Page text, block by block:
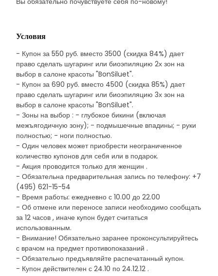
Условия
- Купон за 550 руб. вместо 3500 (скидка 84%) дает
право сделать шугаринг или биоэпиляцию 2х зон на
выбор в салоне красоты "BonSiluet".
- Купон за 690 руб. вместо 4500 (скидка 85%) дает
право сделать шугаринг или биоэпиляцию 3х зон на
выбор в салоне красоты "BonSiluet".
- Зоны на выбор : - глубокое бикини (включая
межъягодичную зону); - подмышечные впадины; - руки
полностью; - ноги полностью.
- Один человек может приобрести неограниченное
количество купонов для себя или в подарок.
- Акция проводится только для женщин .
- Обязательна предварительная запись по телефону: +7
(495) 621-15-54
- Время работы: ежедневно с 10.00 до 22.00
- Об отмене или переносе записи необходимо сообщать
за 12 часов , иначе купон будет считаться
использованным.
- Внимание! Обязательно заранее проконсультируйтесь
с врачом на предмет противопоказаний .
- Обязательно предъявляйте распечатанный купон.
- Купон действителен с 24.10 по 24.12.12 .